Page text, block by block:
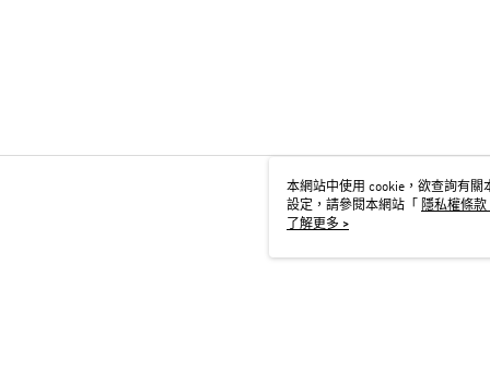
本網站中使用 cookie，欲查詢有關
設定，請參閱本網站「
隱私權條款
用 cookie。
了解更多 >